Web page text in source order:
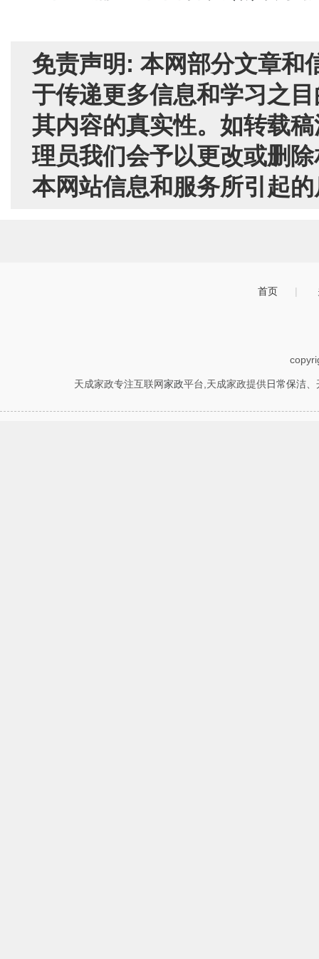
免责声明: 本网部分文章和
于传递更多信息和学习之
其内容的真实性。如转载
理员我们会予以更改或删
本网站信息和服务所引起
首页 |
天成家政专注互联网家政平台,天成家政提供日常保洁、